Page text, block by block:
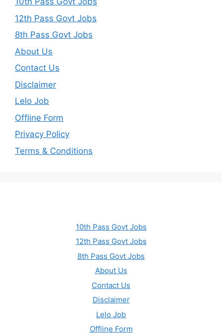
12th Pass Govt Jobs
8th Pass Govt Jobs
About Us
Contact Us
Disclaimer
Lelo Job
Offline Form
Privacy Policy
Terms & Conditions
10th Pass Govt Jobs
12th Pass Govt Jobs
8th Pass Govt Jobs
About Us
Contact Us
Disclaimer
Lelo Job
Offline Form